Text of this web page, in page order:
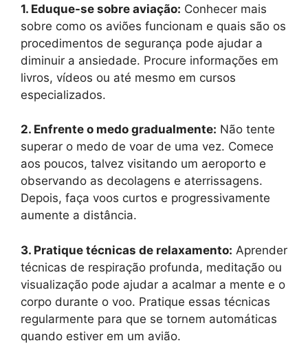
1. Eduque-se sobre aviação: Conhecer mais
sobre como os aviões funcionam e quais são os
procedimentos de segurança pode ajudar a
diminuir a ansiedade. Procure informações em
livros, vídeos ou até mesmo em cursos
especializados.
2. Enfrente o medo gradualmente: Não tente
superar o medo de voar de uma vez. Comece
aos poucos, talvez visitando um aeroporto e
observando as decolagens e aterrissagens.
Depois, faça voos curtos e progressivamente
aumente a distância.
3. Pratique técnicas de relaxamento: Aprender
técnicas de respiração profunda, meditação ou
visualização pode ajudar a acalmar a mente e o
corpo durante o voo. Pratique essas técnicas
regularmente para que se tornem automáticas
quando estiver em um avião.